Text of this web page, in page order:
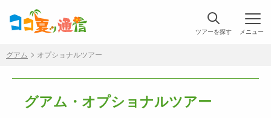
ツアーを探す
グアム オプショナルツアー
グアム・オプショナルツアー
メニュー